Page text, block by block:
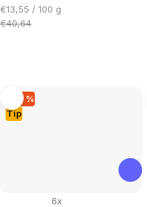
Cijena
mjere:
€13,55 / 100 g
€40,64
Tip
–20 %
6x